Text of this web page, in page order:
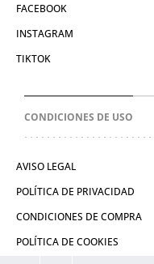
FACEBOOK
INSTAGRAM
TIKTOK
CONDICIONES DE USO
AVISO LEGAL
POLÍTICA DE PRIVACIDAD
CONDICIONES DE COMPRA
POLÍTICA DE COOKIES